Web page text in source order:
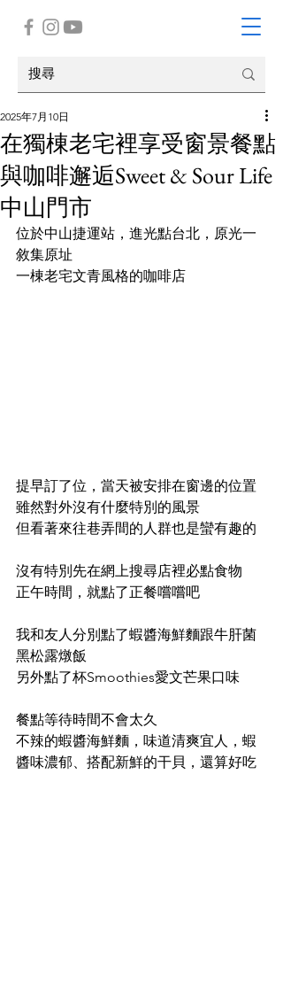
在獨棟老宅裡享受窗景餐點
與咖啡邂逅Sweet & Sour Life
中山門市
2025年7月10日
位於中山捷運站，進光點台北，原光一
敘集原址
一棟老宅文青風格的咖啡店
提早訂了位，當天被安排在窗邊的位置
雖然對外沒有什麼特別的風景
但看著來往巷弄間的人群也是蠻有趣的
沒有特別先在網上搜尋店裡必點食物
正午時間，就點了正餐嚐嚐吧
我和友人分別點了蝦醬海鮮麵跟牛肝菌
黑松露燉飯
另外點了杯Smoothies愛文芒果口味
餐點等待時間不會太久
不辣的蝦醬海鮮麵，味道清爽宜人，蝦
醬味濃郁、搭配新鮮的干貝，還算好吃